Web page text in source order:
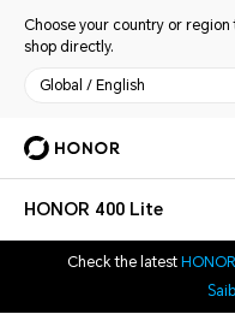
Choose your country or
shop directly.
Global / English
HONOR 400 Lite
Check the latest